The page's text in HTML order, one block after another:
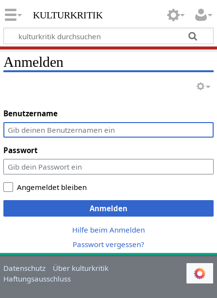
kulturkritik
Anmelden
Benutzername
Passwort
Angemeldet bleiben
Anmelden
Hilfe beim Anmelden
Passwort vergessen?
Datenschutz
Über kulturkritik
Haftungsausschluss